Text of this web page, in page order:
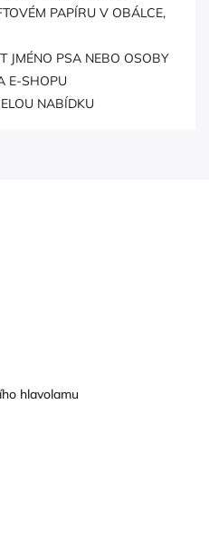
PAPÍRU V OBÁLCE,
JMÉNO PSA NEBO OSOBY
E-SHOPU
NABÍDKU
hlavolamu